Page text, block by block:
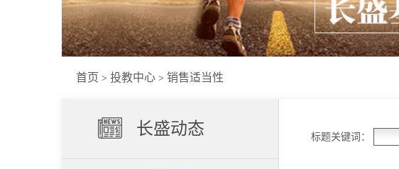
首页 > 投教中心 > 销售适当性
长盛动态 标题关键词：